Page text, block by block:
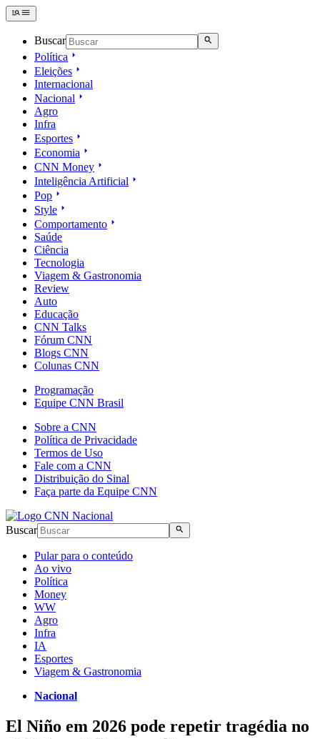
Buscar
Política
Eleições
Internacional
Nacional
Agro
Infra
Esportes
Economia
CNN Money
Inteligência Artificial
Pop
Style
Comportamento
Saúde
Ciência
Tecnologia
Viagem & Gastronomia
Review
Auto
Educação
CNN Talks
Fórum CNN
Blogs CNN
Colunas CNN
Programação
Equipe CNN Brasil
Sobre a CNN
Política de Privacidade
Termos de Uso
Fale com a CNN
Distribuição do Sinal
Faça parte da Equipe CNN
Buscar
Pular para o conteúdo
Ao vivo
Política
Money
WW
Agro
Infra
IA
Esportes
Viagem & Gastronomia
Nacional
El Niño em 2026 pode repetir tragédia no